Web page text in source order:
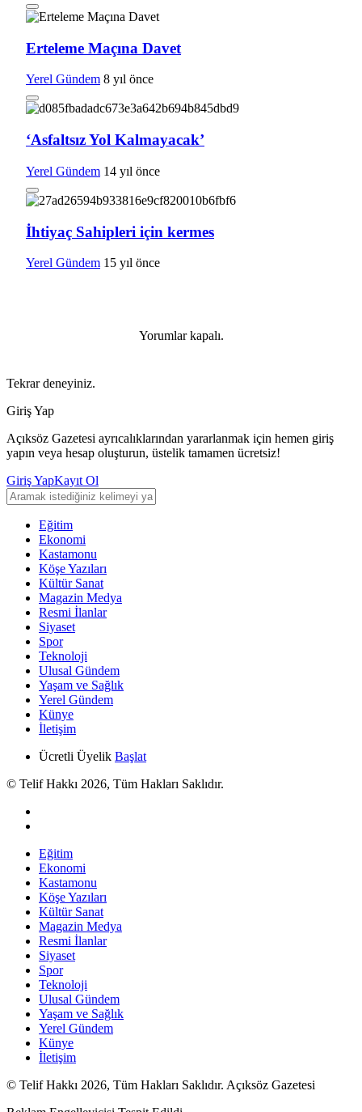
Erteleme Maçına Davet
Yerel Gündem 8 yıl önce
‘Asfaltsız Yol Kalmayacak’
Yerel Gündem 14 yıl önce
İhtiyaç Sahipleri için kermes
Yerel Gündem 15 yıl önce
Yorumlar kapalı.
Tekrar deneyiniz.
Giriş Yap
Açıksöz Gazetesi ayrıcalıklarından yararlanmak için hemen giriş
yapın veya hesap oluşturun, üstelik tamamen ücretsiz!
Giriş YapKayıt Ol
Eğitim
Ekonomi
Kastamonu
Köşe Yazıları
Kültür Sanat
Magazin Medya
Resmi İlanlar
Siyaset
Spor
Teknoloji
Ulusal Gündem
Yaşam ve Sağlık
Yerel Gündem
Künye
İletişim
Ücretli Üyelik Başlat
© Telif Hakkı 2026, Tüm Hakları Saklıdır.
Eğitim
Ekonomi
Kastamonu
Köşe Yazıları
Kültür Sanat
Magazin Medya
Resmi İlanlar
Siyaset
Spor
Teknoloji
Ulusal Gündem
Yaşam ve Sağlık
Yerel Gündem
Künye
İletişim
© Telif Hakkı 2026, Tüm Hakları Saklıdır. Açıksöz Gazetesi